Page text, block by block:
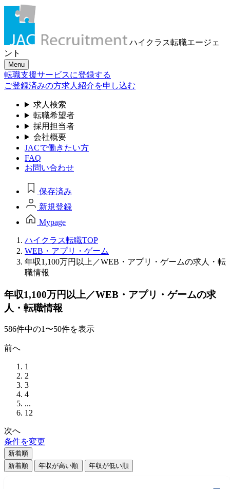
ハイクラス転職エージェ
ント
Menu
転職支援サービスに登録する
ご登録済みの方求人紹介を申し込む
求人検索
転職希望者
採用担当者
会社概要
JACで働きたい方
FAQ
お問い合わせ
保存済み
新規登録
Mypage
ハイクラス転職TOP
WEB・アプリ・ゲーム
年収1,100万円以上／WEB・アプリ・ゲームの求人・転
職情報
年収1,100万円以上／WEB・アプリ・ゲームの求
人・転職情報
586件中の1〜50件を表示
前へ
1
2
3
4
...
12
次へ
条件を変更
新着順
新着順
年収が高い順 年収が低い順